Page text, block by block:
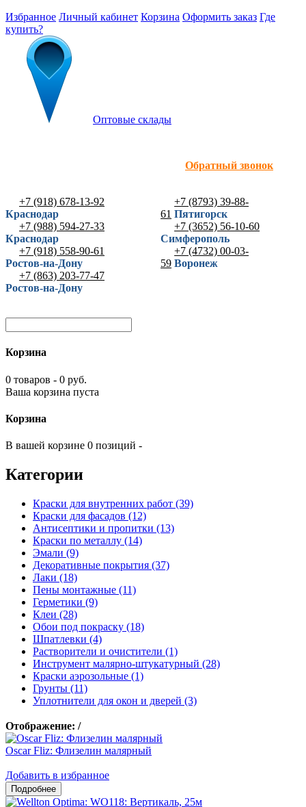
Избранное Личный кабинет Корзина Оформить заказ Где
купить?
Оптовые склады
Обратный звонок
+7 (918) 678-13-92
Краснодар
+7 (988) 594-27-33
Краснодар
+7 (918) 558-90-61
Ростов-на-Дону
+7 (863) 203-77-47
Ростов-на-Дону
+7 (8793) 39-88-
61 Пятигорск
+7 (3652) 56-10-60
Симферополь
+7 (4732) 00-03-
59 Воронеж
Корзина
0 товаров - 0 руб.
Ваша корзина пуста
Корзина
В вашей корзине 0 позиций -
Категории
Краски для внутренних работ (39)
Краски для фасадов (12)
Антисептики и пропитки (13)
Краски по металлу (14)
Эмали (9)
Декоративные покрытия (37)
Лаки (18)
Пены монтажные (11)
Герметики (9)
Клеи (28)
Обои под покраску (18)
Шпатлевки (4)
Растворители и очистители (1)
Инструмент малярно-штукатурный (28)
Краски аэрозольные (1)
Грунты (11)
Уплотнители для окон и дверей (3)
Отображение: /
Oscar Fliz: Флизелин малярный
Добавить в избранное